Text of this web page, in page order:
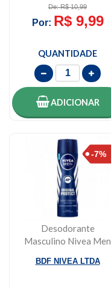
De: R$ 10,99
Por: R$ 9,99
QUANTIDADE
ADICIONAR
Desodorante
Masculino Nivea Men
Aeros...
BDF NIVEA LTDA